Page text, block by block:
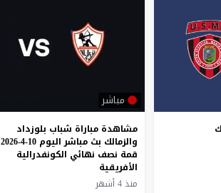
مباشر
مشاهدة مباراة شباب بلوزداد
والزمالك بث مباشر اليوم 10-4-2026
قمة نصف نهائي الكونفدرالية
الأفريقية
منذ 4 أشهر